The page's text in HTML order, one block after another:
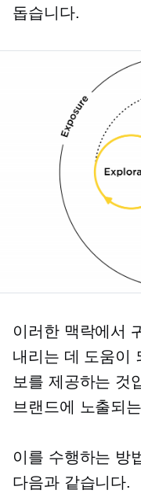
돕습니다.
이러한 맥락에서
내리는 데 도움이
보를 제공하는 것
브랜드에 노출되
이를 수행하는 방
다음과 같습니다.